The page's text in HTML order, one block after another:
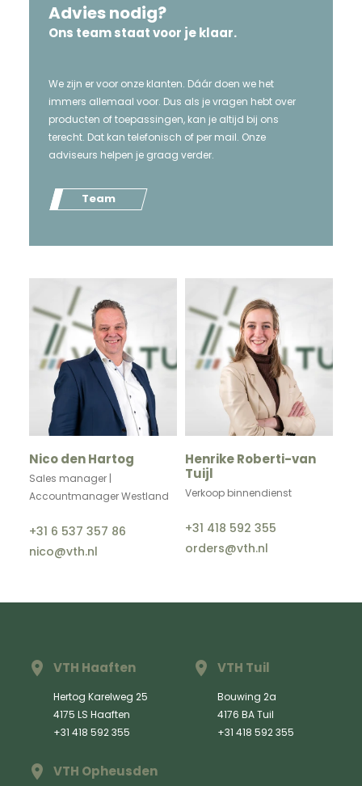
Advies nodig?
Ons team staat voor je klaar.
We zijn er voor onze klanten. Dáár doen we het
immers allemaal voor. Dus als je vragen hebt over
producten of toepassingen, kan je altijd bij ons
terecht. Dat kan telefonisch of per mail. Onze
adviseurs helpen je graag verder.
Team
Nico den Hartog
Sales manager |
Accountmanager Westland
+31 6 537 357 86
nico@vth.nl
Henrike Roberti-van
Tuijl
Verkoop binnendienst
+31 418 592 355
orders@vth.nl
VTH Haaften
Hertog Karelweg 25
4175 LS Haaften
+31 418 592 355
VTH Tuil
Bouwing 2a
4176 BA Tuil
+31 418 592 355
VTH Opheusden